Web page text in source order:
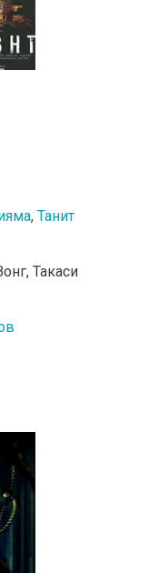
, Танит
Такаси